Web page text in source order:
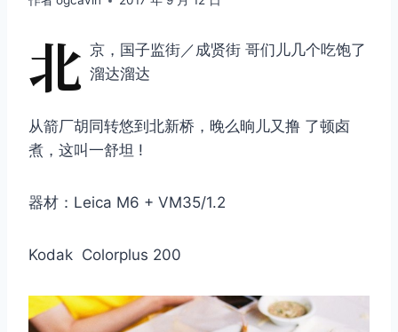
北 京，国子监街／成贤街 哥们儿几个吃饱了
溜达溜达
从箭厂胡同转悠到北新桥，晚么晌儿又撸 了顿卤
煮，这叫一舒坦 !
器材：Leica M6 + VM35/1.2
Kodak Colorplus 200